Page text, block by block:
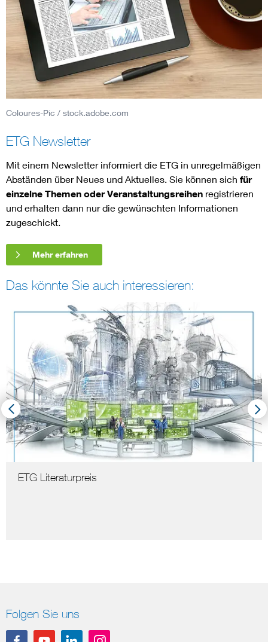
Coloures-Pic / stock.adobe.com
ETG Newsletter
Mit einem Newsletter informiert die ETG in unregelmäßigen
Abständen über Neues und Aktuelles. Sie können sich für
einzelne Themen oder Veranstaltungsreihen registrieren
und erhalten dann nur die gewünschten Informationen
zugeschickt.
Mehr erfahren
Das könnte Sie auch interessieren:
ETG Literaturpreis
Folgen Sie uns